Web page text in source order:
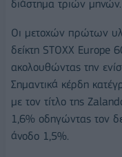
διάστημα τριών μηνών.
Οι μετοχών πρώτων
δείκτη STOXX
ακολουθώντας την
Σημαντικά κέρδη
με τον τίτλο της
1,6% οδηγώντας τον
άνοδο 1,5%.